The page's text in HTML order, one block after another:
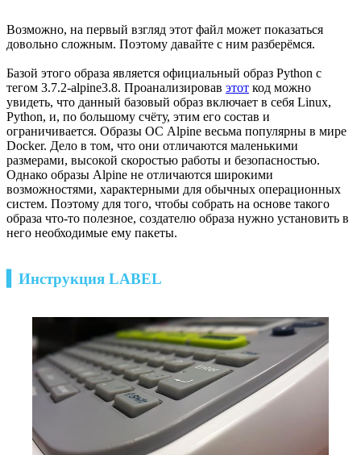
Возможно, на первый взгляд этот файл может показаться
довольно сложным. Поэтому давайте с ним разберёмся.
Базой этого образа является официальный образ Python с
тегом 3.7.2-alpine3.8. Проанализировав этот код можно
увидеть, что данный базовый образ включает в себя Linux,
Python, и, по большому счёту, этим его состав и
ограничивается. Образы ОС Alpine весьма популярны в мире
Docker. Дело в том, что они отличаются маленькими
размерами, высокой скоростью работы и безопасностью.
Однако образы Alpine не отличаются широкими
возможностями, характерными для обычных операционных
систем. Поэтому для того, чтобы собрать на основе такого
образа что-то полезное, создателю образа нужно установить в
него необходимые ему пакеты.
▍Инструкция LABEL